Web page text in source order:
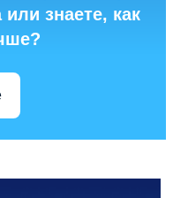
знаете, как